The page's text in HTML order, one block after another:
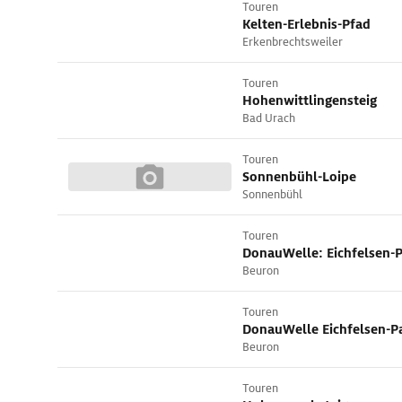
Touren
Kelten-Erlebnis-Pfad
Erkenbrechtsweiler
Touren
Hohenwittlingensteig
Bad Urach
Touren
Sonnenbühl-Loipe
Sonnenbühl
Touren
DonauWelle: Eichfelsen-
Beuron
Touren
DonauWelle Eichfelsen-
Beuron
Touren